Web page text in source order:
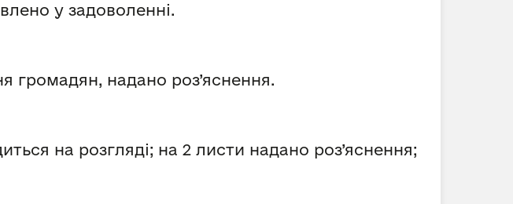
у задоволенні.
громадян, надано роз’яснення.
на розгляді; на 2 листи надано роз’яснення;